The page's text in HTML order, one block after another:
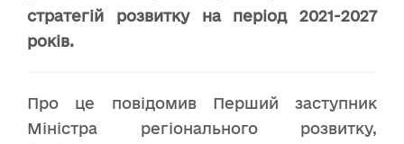
стратегій розвитку на період 2021-2027
років.
Про це повідомив Перший заступник
Міністра регіонального розвитку,